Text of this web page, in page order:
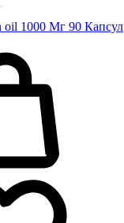
oil 1000 Мг 90 Капсул